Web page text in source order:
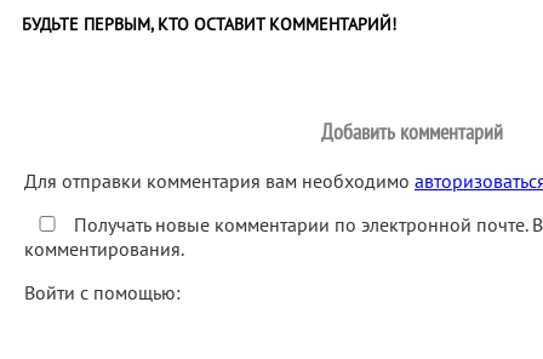
БУДЬТЕ ПЕРВЫМ, КТО ОСТАВИТ КОММЕНТАРИЙ!
Добавить комментарий
Для отправки комментария вам необходимо
Получать новые комментарии по электронной почте.
комментирования.
Войти с помощью: